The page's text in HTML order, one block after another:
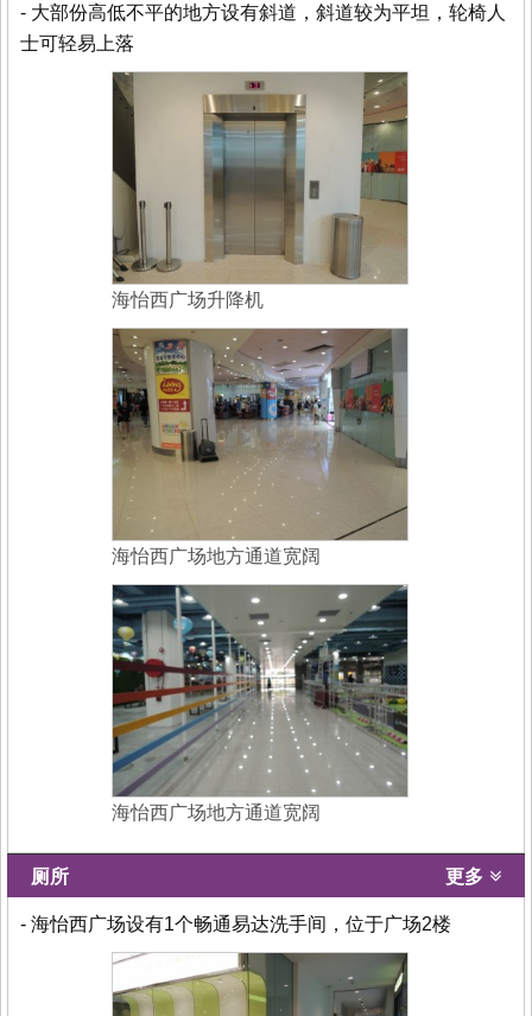
- 大部份高低不平的地方设有斜道，斜道较为平坦，轮椅人
士可轻易上落
海怡西广场升降机
海怡西广场地方通道宽阔
海怡西广场地方通道宽阔
厕所 更多
- 海怡西广场设有1个畅通易达洗手间，位于广场2楼